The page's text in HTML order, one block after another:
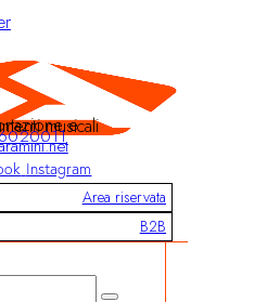
di strumenti musicali
Instagram
Area riservata
B2B